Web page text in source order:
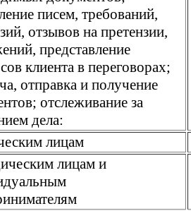
писем, требований,
отзывов на претензии,
представление
клиента в переговорах;
отправка и получение
отслеживание за
дела:
лицам
лицам и